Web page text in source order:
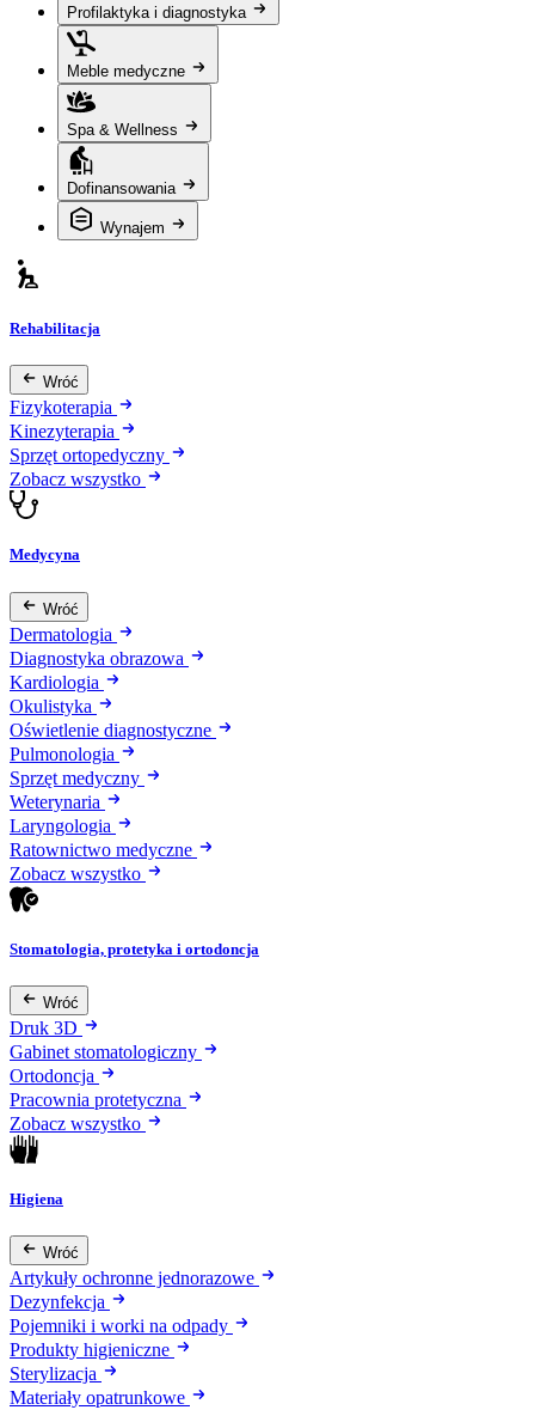
Profilaktyka i diagnostyka
Meble medyczne
Spa & Wellness
Dofinansowania
Wynajem
Rehabilitacja
Wróć
Fizykoterapia
Kinezyterapia
Sprzęt ortopedyczny
Zobacz wszystko
Medycyna
Wróć
Dermatologia
Diagnostyka obrazowa
Kardiologia
Okulistyka
Oświetlenie diagnostyczne
Pulmonologia
Sprzęt medyczny
Weterynaria
Laryngologia
Ratownictwo medyczne
Zobacz wszystko
Stomatologia, protetyka i ortodoncja
Wróć
Druk 3D
Gabinet stomatologiczny
Ortodoncja
Pracownia protetyczna
Zobacz wszystko
Higiena
Wróć
Artykuły ochronne jednorazowe
Dezynfekcja
Pojemniki i worki na odpady
Produkty higieniczne
Sterylizacja
Materiały opatrunkowe